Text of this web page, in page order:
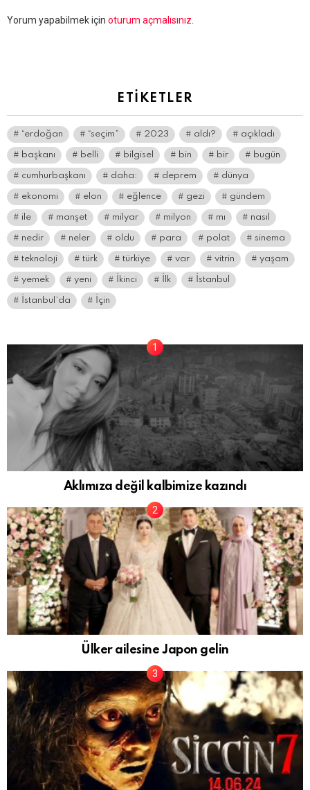
Bir
Yorum yapabilmek için oturum açmalısınız
ETIKETLER
“erdoğan “seçim” 2023 aldı? açıkladı
başkanı belli bilgisel bin bir bugün
cumhurbaşkanı daha: deprem dünya
ekonomi elon eğlence gezi gündem
ile manşet milyar milyon mı nasıl
nedir neler oldu para polat sinema
teknoloji türk türkiye var vitrin yaşam
yemek yeni İkinci İlk İstanbul
İstanbul’da İçin
Aklımıza değil kalbimize kazındı
Ülker ailesine Japon gelin